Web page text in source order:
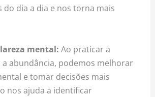
do dia a dia e nos torna mais
mental: Ao praticar a
abundância, podemos melhorar
e tomar decisões mais
nos ajuda a identificar